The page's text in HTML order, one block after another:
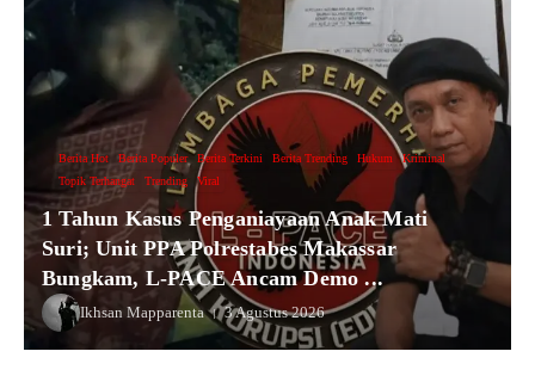
Berita Hot Berita Populer Berita Terkini Berita Trending Hukum
Kriminal
Topik Terhangat
Trending Viral
1 Tahun Kasus Penganiayaan Anak Mati
Suri; Unit PPA Polrestabes Makassar
Bungkam, L-PACE Ancam Demo ...
Ikhsan Mapparenta 3 Agustus 2026